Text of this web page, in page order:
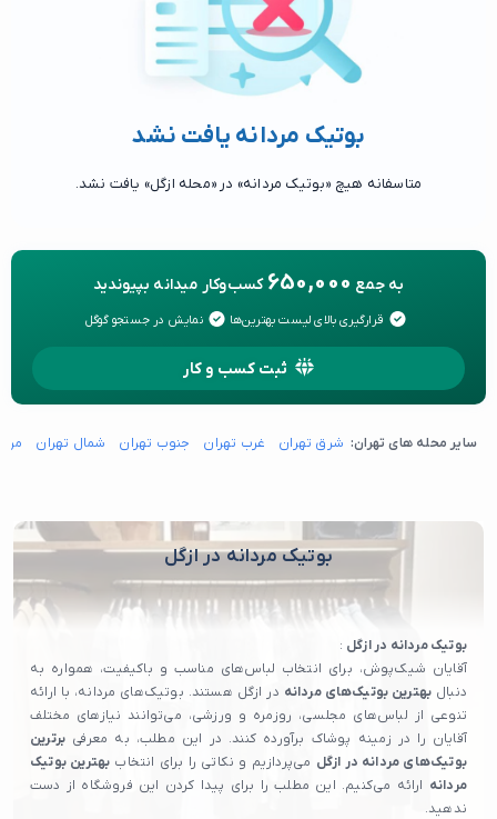
بوتیک مردانه یافت نشد
متاسفانه هیچ «بوتیک مردانه» در «محله ازگل» یافت نشد.
به جمع 650,000 کسب‌وکار میدانه بپیوندید
قرارگیری بالای لیست بهترین‌ها نمایش در جستجو گوگل
ثبت کسب و کار
سایر محله های تهران: شرق تهران غرب تهران جنوب تهران شمال تهران
بوتیک مردانه در ازگل
بوتیک مردانه در ازگل :
آقایان شیک‌پوش، برای انتخاب لباس‌های مناسب و باکیفیت، همواره به
دنبال بهترین بوتیک‌های مردانه در ازگل هستند. بوتیک‌های مردانه، با ارائه
تنوعی از لباس‌های مجلسی، روزمره و ورزشی، می‌توانند نیازهای مختلف
آقایان را در زمینه پوشاک برآورده کنند. در این مطلب، به معرفی برترین
بوتیک‌های مردانه در ازگل می‌پردازیم و نکاتی را برای انتخاب بهترین بوتیک
مردانه ارائه می‌کنیم. این مطلب را برای پیدا کردن این فروشگاه از دست
ندهید.